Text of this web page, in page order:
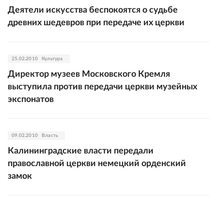
Деятели искусства беспокоятся о судьбе
древних шедевров при передаче их церкви
25.02.2010 Культура
Директор музеев Московского Кремля
выступила против передачи церкви музейных
экспонатов
09.02.2010 Власть
Калининградские власти передали
православной церкви немецкий орденский
замок